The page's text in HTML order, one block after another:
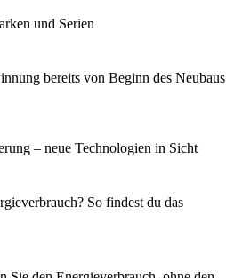
und Serien
bereits von Beginn des Neubaus
– neue Technologien in Sicht
So findest du das